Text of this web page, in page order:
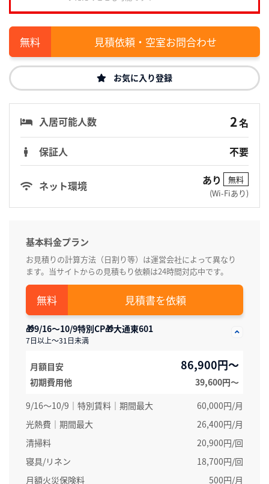
見積依頼・空室お問合わせ
お気に入り登録
入居可能人数 2名
保証人
不要
ネット環境 あり
無料
(Wi-Fiあり)
基本料金プラン
お見積りの計算方法（日割り等）は運営会社によって異なり
ます。当サイトからの見積もり依頼は24時間対応中です。
見積書を依頼
🎁9/16～10/9特別CP🎁大通東601
7日以上～31日未満
月額目安 86,900円～
初期費用他
39,600円〜
9/16～10/9｜特別賃料｜期間最大
60,000円/月
光熱費｜期間最大
26,400円/月
清掃料
20,900円/回
寝具/リネン
18,700円/回
月額火災保険料
500円/月